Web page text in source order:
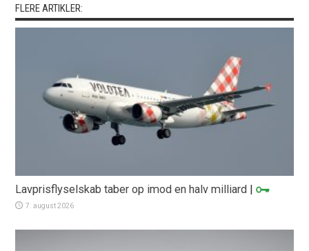
FLERE ARTIKLER:
Lavprisflyselskab taber op imod en halv milliard |
7. august 2026